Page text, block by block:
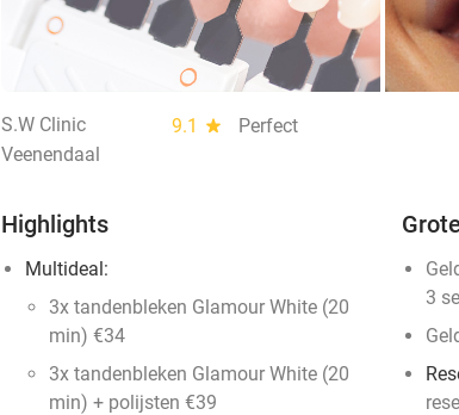
S.W Clinic 9.1 star
Perfect
Veenendaal
Highlights
Multideal:
3x tandenbleken Glamour White (20
min) €34
3x tandenbleken Glamour White (20
min) + polijsten €39
3